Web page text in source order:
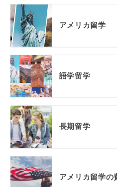
アメリカ留学
語学留学
長期留学
アメリカ留学の